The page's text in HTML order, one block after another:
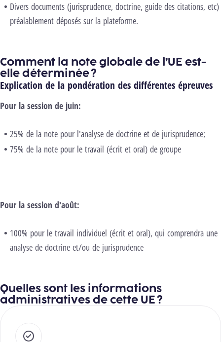
Divers documents (jurisprudence, doctrine, guide des citations, etc)
préalablement déposés sur la plateforme.
Comment la note globale de l’UE est-
elle déterminée ?
Explication de la pondération des différentes épreuves
Pour la session de juin:
25% de la note pour l'analyse de doctrine et de jurisprudence;
75% de la note pour le travail (écrit et oral) de groupe
Pour la session d'août:
100% pour le travail individuel (écrit et oral), qui comprendra une
analyse de doctrine et/ou de jurisprudence
Quelles sont les informations
administratives de cette UE ?